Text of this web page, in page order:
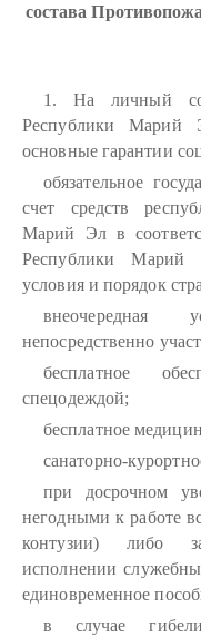
состава
1. На личный
Республики Марий
основные гарантии
обязательное
счет средств
Марий Эл в
Республики Марий
условия и порядок
внеочередная
непосредственно
бесплатное
спецодеждой;
бесплатное
санаторно-
при досрочном
негодными к работе
контузии) либо
исполнении
единовременное
в случае